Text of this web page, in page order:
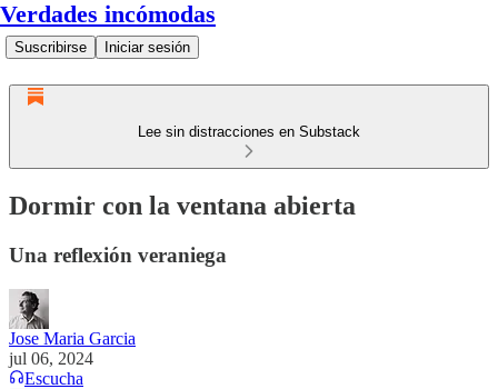
Verdades incómodas
Suscribirse Iniciar sesión
Lee sin distracciones en Substack
Dormir con la ventana abierta
Una reflexión veraniega
Jose Maria Garcia
jul 06, 2024
Escucha